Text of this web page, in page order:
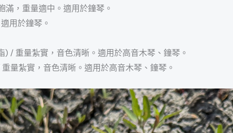
滿，重量適中。適用於鐘琴。
用於鐘琴。
) / 重量紮實，音色清晰。適用於高音木琴、鐘琴。
重量紮實，音色清晰。適用於高音木琴、鐘琴。